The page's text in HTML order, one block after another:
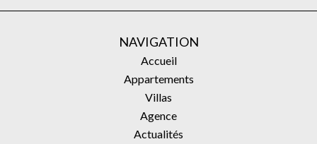
NAVIGATION
Accueil
Appartements
Villas
Agence
Actualités